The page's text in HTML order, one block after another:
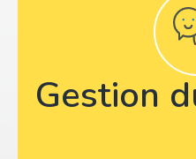
Gestion